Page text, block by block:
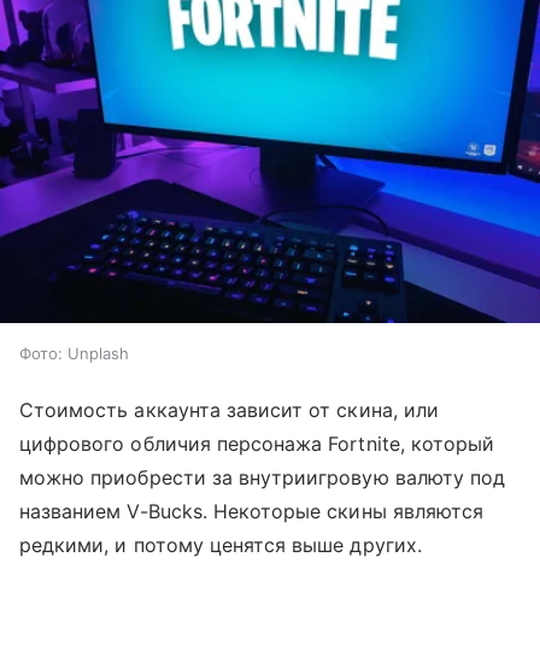
Фото: Unplash
Стоимость аккаунта зависит от скина, или
цифрового обличия персонажа Fortnite, который
можно приобрести за внутриигровую валюту под
названием V-Bucks. Некоторые скины являются
редкими, и потому ценятся выше других.